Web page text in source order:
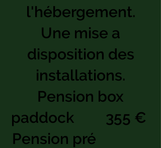
l'hébergement.
Une mise a
disposition des
installations.
Pension box
paddock 355 €
Pension pré